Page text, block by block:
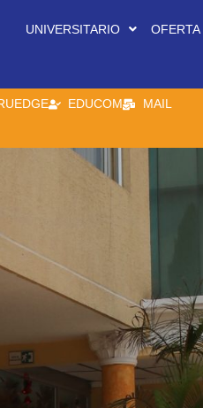
UNIVERSITARIO OFERTA
EDUCOM MAIL